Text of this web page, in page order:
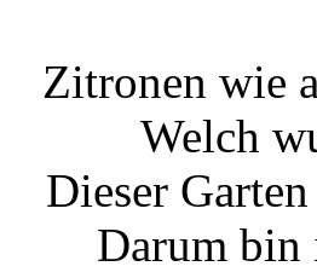
Zitronen wie
Welch
Dieser
Darum bin